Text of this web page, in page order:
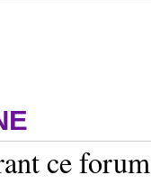
ce